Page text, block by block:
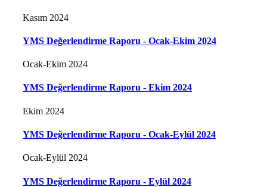
Kasım 2024
YMS Değerlendirme Raporu - Ocak-Ekim 2024
Ocak-Ekim 2024
YMS Değerlendirme Raporu - Ekim 2024
Ekim 2024
YMS Değerlendirme Raporu - Ocak-Eylül 2024
Ocak-Eylül 2024
YMS Değerlendirme Raporu - Eylül 2024